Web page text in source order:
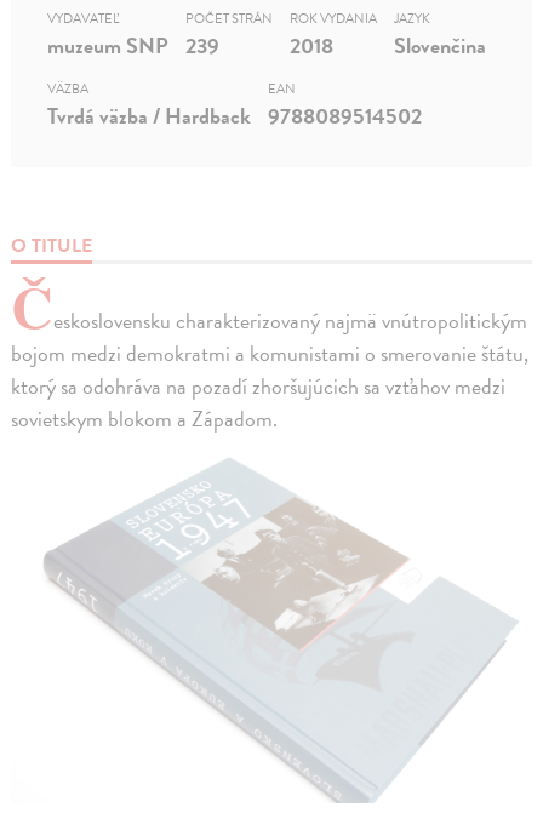
O TITULE
Československu charakterizovaný najmä vnútropolitickým
bojom medzi demokratmi a komunistami o smerovanie štátu,
ktorý sa odohráva na pozadí zhoršujúcich sa vzťahov medzi
sovietskym blokom a Západom.
VYDAVATEĽ
muzeum SNP
POČET STRÁN
239
ROK VYDANIA
2018
JAZYK
Slovenčina
VÄZBA
Tvrdá väzba / Hardback
EAN
9788089514502